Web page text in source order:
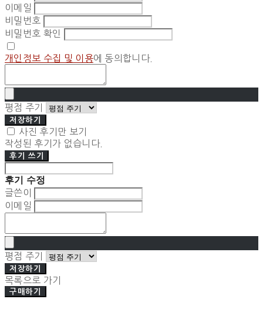
이메일
비밀번호
비밀번호 확인
개인정보 수집 및 이용에 동의합니다.
평점 주기
저장하기
사진 후기만 보기
작성된 후기가 없습니다.
후기 쓰기
후기 수정
글쓴이
이메일
평점 주기
저장하기
목록으로 가기
구매하기